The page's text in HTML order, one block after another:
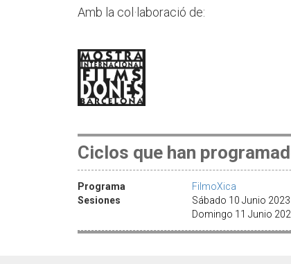
Amb la col·laboració de:
Ciclos que han
Programa
FilmoXica
Sesiones
Sábado 10 Junio
Domingo 11 Junio